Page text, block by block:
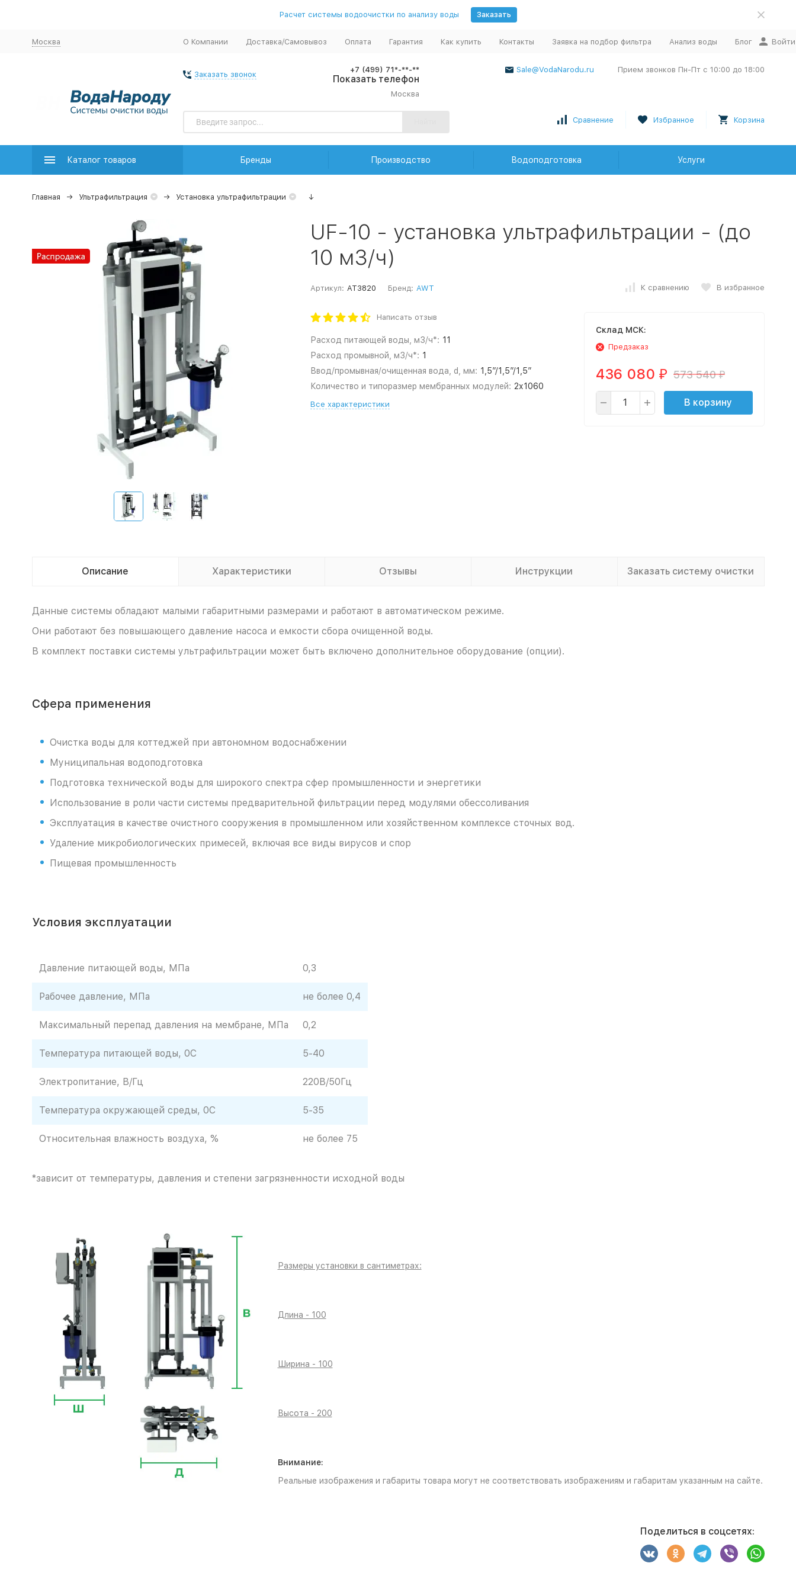
Расчет системы водоочистки по анализу воды Заказать
Москва О Компании Доставка/Самовывоз Оплата Гарантия Как купить Контакты Заявка на подбор фильтра Анализ воды Блог Войти
Заказать звонок
+7 (499) 71*-**-**
Показать телефон
Москва
Sale@VodaNarodu.ru Прием звонков Пн-Пт с 10:00 до 18:00
Сравнение Избранное Корзина
Каталог товаров Бренды Производство Водоподготовка Услуги
Главная Ультрафильтрация Установка ультрафильтрации ↓
UF-10 - установка ультрафильтрации - (до
10 м3/ч)
Артикул: AT3820 Бренд: AWT К сравнению В избранное
Написать отзыв
Расход питающей воды, м3/ч*: 11
Расход промывной, м3/ч*: 1
Ввод/промывная/очищенная вода, d, мм: 1,5”/1,5”/1,5”
Количество и типоразмер мембранных модулей: 2х1060
Все характеристики
Cклад МСК:
Предзаказ
436 080 ₽ 573 540₽
В корзину
Описание Характеристики Отзывы Инструкции Заказать систему очистки
Данные системы обладают малыми габаритными размерами и работают в автоматическом режиме.
Они работают без повышающего давление насоса и емкости сбора очищенной воды.
В комплект поставки системы ультрафильтрации может быть включено дополнительное оборудование (опции).
Сфера применения
Очистка воды для коттеджей при автономном водоснабжении
Муниципальная водоподготовка
Подготовка технической воды для широкого спектра сфер промышленности и энергетики
Использование в роли части системы предварительной фильтрации перед модулями обессоливания
Эксплуатация в качестве очистного сооружения в промышленном или хозяйственном комплексе сточных вод.
Удаление микробиологических примесей, включая все виды вирусов и спор
Пищевая промышленность
Условия эксплуатации
Давление питающей воды, МПа 0,3
Рабочее давление, МПа не более 0,4
Максимальный перепад давления на мембране, МПа 0,2
Температура питающей воды, 0С 5-40
Электропитание, В/Гц 220В/50Гц
Температура окружающей среды, 0С 5-35
Относительная влажность воздуха, % не более 75
*зависит от температуры, давления и степени загрязненности исходной воды
Размеры установки в сантиметрах:
Длина - 100
Ширина - 100
Высота - 200
Внимание:
Реальные изображения и габариты товара могут не соответствовать изображениям и габаритам указанным на сайте.
Поделиться в соцсетях: